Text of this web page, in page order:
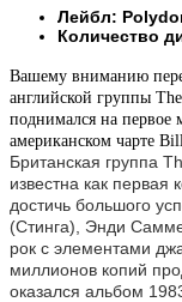
Лейбл:
Количество
Вашему вниманию п
английской группы
поднимался на первое
американском чарте
Британская группа
известна как
достичь большого
(Стинга), Энди
рок с элементами
миллионов копий
оказался альбом